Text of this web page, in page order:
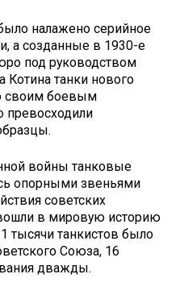
налажено серийное
а созданные в 1930-е
под руководством
танки нового
своим боевым
превосходили
войны танковые
опорными звеньями
советских
в мировую историю
тысячи танкистов было
Союза, 16
дважды.